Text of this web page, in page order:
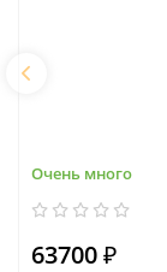
Очень много
63700 ₽